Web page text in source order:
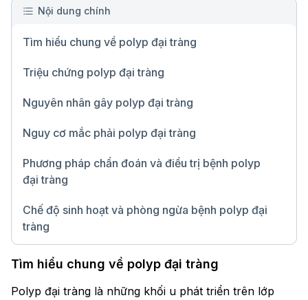
Nội dung chính
Tìm hiểu chung về polyp đại tràng
Triệu chứng polyp đại tràng
Nguyên nhân gây polyp đại tràng
Nguy cơ mắc phải polyp đại tràng
Phương pháp chẩn đoán và điều trị bệnh polyp
đại tràng
Chế độ sinh hoạt và phòng ngừa bệnh polyp đại
tràng
Tìm hiểu chung về polyp đại tràng
Polyp đại tràng là những khối u phát triển trên lớp